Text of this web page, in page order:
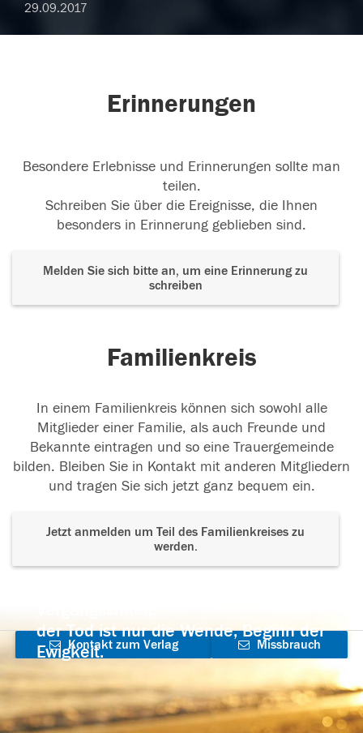
29.09.2017
Erinnerungen
Besondere Erlebnisse und Erinnerungen sollte man
teilen.
Schreiben Sie über die Ereignisse, die Ihnen
besonders in Erinnerung geblieben sind.
Melden Sie sich bitte an, um eine Erinnerung zu
schreiben
Familienkreis
In einem Familienkreis können sich sowohl alle
Mitglieder einer Familie, als auch Freunde und
Bekannte eintragen und so eine Trauergemeinde
bilden. Bleiben Sie in Kontakt mit anderen Mitgliedern
und tragen Sie sich jetzt ganz bequem ein.
Jetzt anmelden um Teil des Familienkreises zu
werden.
der Tod ist nur die Wende, Beginn der
Ewigkeit.
Kontakt zum Verlag
aufnehmen
Missbrauch